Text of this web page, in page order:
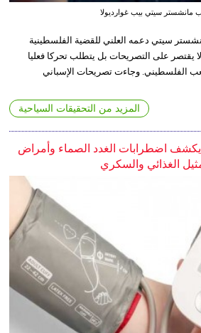
مانشستر سيتي بيب غوارديولا
سيتي دعمه العلني للقضية الفلسطينية
يقتصر على التصريحات بل يتطلب تحركا فعليا
الفلسطيني. وجاءت تصريحات الإسباني
المزيد من التحقيقات السياحية
يكشف اضطرابات الغدد الصماء وأمراض
الغذائي والسكري